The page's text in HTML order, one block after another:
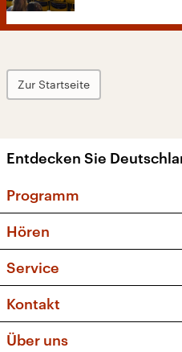
Zur Startseite
Entdecken Sie
Programm
Sendungen und
Musikliste
Kakadu – Das
Hören
Frequenzen (UKW +
Service
FAQ
Apps
Kontakt
Über uns